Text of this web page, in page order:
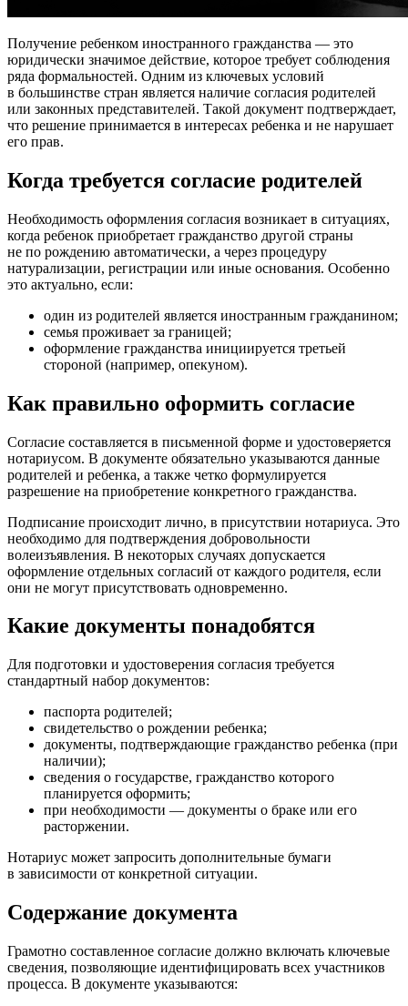
Получение ребенком иностранного гражданства — это
юридически значимое действие, которое требует соблюдения
ряда формальностей. Одним из ключевых условий
в большинстве стран является наличие согласия родителей
или законных представителей. Такой документ подтверждает,
что решение принимается в интересах ребенка и не нарушает
его прав.
Когда требуется согласие родителей
Необходимость оформления согласия возникает в ситуациях,
когда ребенок приобретает гражданство другой страны
не по рождению автоматически, а через процедуру
натурализации, регистрации или иные основания. Особенно
это актуально, если:
один из родителей является иностранным гражданином;
семья проживает за границей;
оформление гражданства инициируется третьей
стороной (например, опекуном).
Как правильно оформить согласие
Согласие составляется в письменной форме и удостоверяется
нотариусом. В документе обязательно указываются данные
родителей и ребенка, а также четко формулируется
разрешение на приобретение конкретного гражданства.
Подписание происходит лично, в присутствии нотариуса. Это
необходимо для подтверждения добровольности
волеизъявления. В некоторых случаях допускается
оформление отдельных согласий от каждого родителя, если
они не могут присутствовать одновременно.
Какие документы понадобятся
Для подготовки и удостоверения согласия требуется
стандартный набор документов:
паспорта родителей;
свидетельство о рождении ребенка;
документы, подтверждающие гражданство ребенка (при
наличии);
сведения о государстве, гражданство которого
планируется оформить;
при необходимости — документы о браке или его
расторжении.
Нотариус может запросить дополнительные бумаги
в зависимости от конкретной ситуации.
Содержание документа
Грамотно составленное согласие должно включать ключевые
сведения, позволяющие идентифицировать всех участников
процесса. В документе указываются: